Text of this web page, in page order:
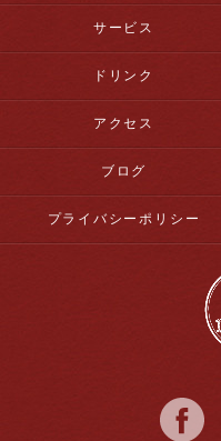
サービス
ドリンク
アクセス
ブログ
プライバシーポリシー